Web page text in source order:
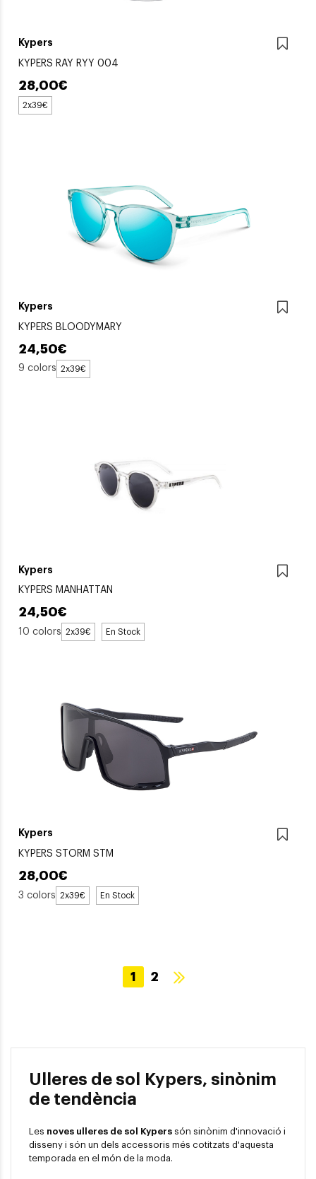
Kypers
KYPERS RAY RYY 004
28,00€
2x39€
Kypers
KYPERS BLOODYMARY
24,50€
9 colors 2x39€
Kypers
KYPERS MANHATTAN
24,50€
10 colors 2x39€ En Stock
Kypers
KYPERS STORM STM
28,00€
3 colors 2x39€ En Stock
1 2
Ulleres de sol Kypers, sinònim
de tendència
Les noves ulleres de sol Kypers són sinònim d'innovació i
disseny i són un dels accessoris més cotitzats d'aquesta
temporada en el món de la moda.